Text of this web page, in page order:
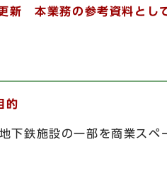
新 本業務の参考資料とし
的
鉄施設の一部を商業スペ